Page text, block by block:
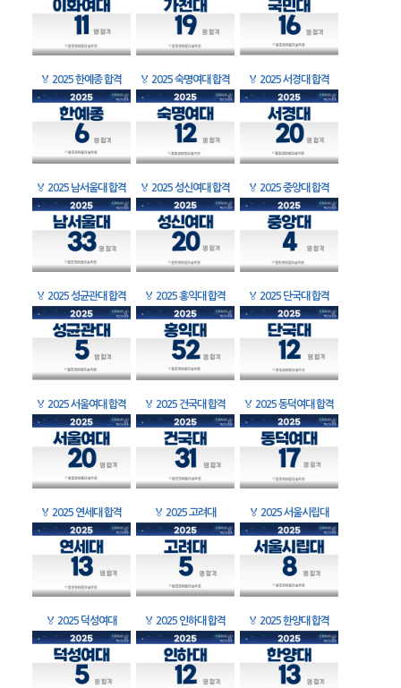
🏅 2025 한예종 합격 🏅 2025 숙명여대 합격 🏅 2025 서경대 합격
🏅 2025 남서울대 합격 🏅 2025 성신여대 합격 🏅 2025 중앙대 합격
🏅 2025 성균관대 합격 🏅 2025 홍익대 합격 🏅 2025 단국대 합격
🏅 2025 서울여대 합격 🏅 2025 건국대 합격 🏅 2025 동덕여대 합격
🏅 2025 연세대 합격 🏅 2025 고려대 🏅 2025 서울시립대
🏅 2025 덕성여대 🏅 2025 인하대 합격 🏅 2025 한양대 합격